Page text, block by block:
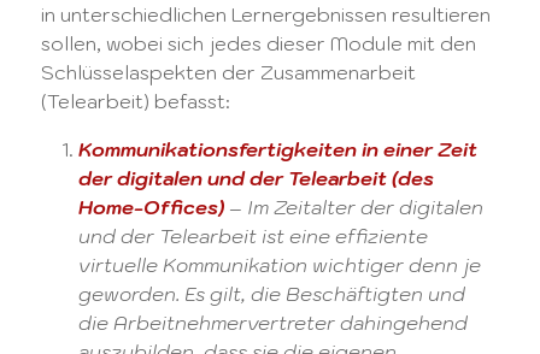
in unterschiedlichen Lernergebnissen resultieren
sollen, wobei sich jedes dieser Module mit den
Schlüsselaspekten der Zusammenarbeit
(Telearbeit) befasst:
Kommunikationsfertigkeiten in einer Zeit
der digitalen und der Telearbeit (des
Home-Offices) – Im Zeitalter der digitalen
und der Telearbeit ist eine effiziente
virtuelle Kommunikation wichtiger denn je
geworden. Es gilt, die Beschäftigten und
die Arbeitnehmervertreter dahingehend